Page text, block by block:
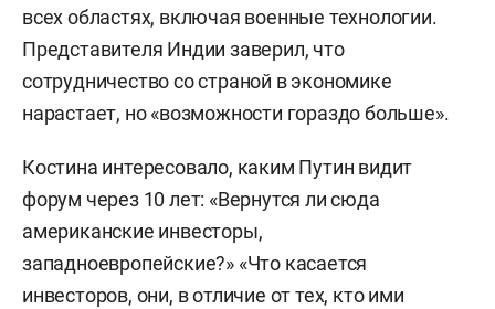
всех областях, включая военные технологии.
Представителя Индии заверил, что
сотрудничество со страной в экономике
нарастает, но «возможности гораздо больше».
Костина интересовало, каким Путин видит
форум через 10 лет: «Вернутся ли сюда
американские инвесторы,
западноевропейские?» «Что касается
инвесторов, они, в отличие от тех, кто ими